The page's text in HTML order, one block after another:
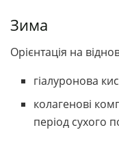
Зима
Орієнтація на
гіалуронова
колагенові
період сухого